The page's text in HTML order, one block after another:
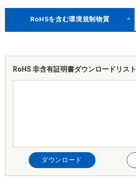
RoHSを含む環境規制物質
RoHS 非含有証明書ダウンロードリスト
ダウンロード